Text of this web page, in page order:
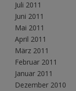
Juli 2011
Juni 2011
Mai 2011
April 2011
März 2011
Februar 2011
Januar 2011
Dezember 2010